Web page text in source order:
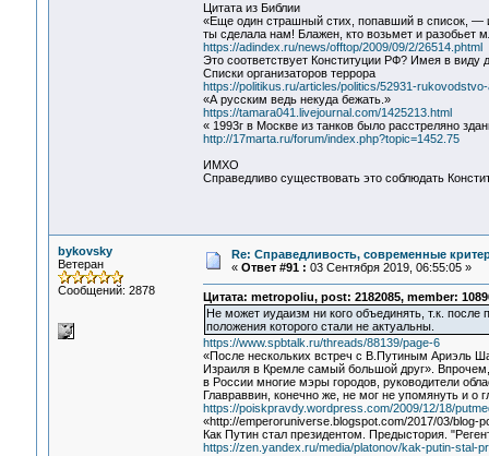
Цитата из Библии
«Еще один страшный стих, попавший в список, —
ты сделала нам! Блажен, кто возьмет и разобьет
https://adindex.ru/news/offtop/2009/09/2/26514.phtml
Это соответствует Конституции РФ? Имея в виду
Списки организаторов террора
https://politikus.ru/articles/politics/52931-
«А русским ведь некуда бежать.»
https://tamara041.livejournal.com/1425213.html
« 1993г в Москве из танков было расстреляно
http://17marta.ru/forum/index.php?topic=1452.75
ИМХО
Справедливо существовать это соблюдать
bykovsky
Ветеран
Сообщений: 2878
Re: Справедливость, современные
« Ответ #91 : 03 Сентября 2019, 06:55:05 »
Цитата: metropoliu, post: 2182085, member:
Не может иудаизм ни кого объединять, т.к.
положения которого стали не актуальны.
https://www.spbtalk.ru/threads/88139/page-6
«После нескольких встреч с В.Путиным Ариэль
Израиля в Кремле самый большой друг».
в России многие мэры городов, руководители
Главраввин, конечно же, не мог не упомянуть и
https://poiskpravdy.wordpress.com/2009/12/18/
«http://emperoruniverse.blogspot.com/2017/03/blog-
Как Путин стал президентом. Предыстория.
https://zen.yandex.ru/media/platonov/kak-putin-stal-